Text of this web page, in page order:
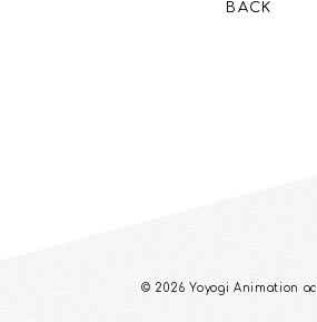
BACK
© 2026 Yoyogi Animation